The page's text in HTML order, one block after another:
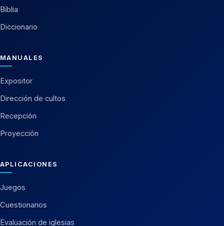
Biblia
Diccionario
MANUALES
Expositor
Dirección de cultos
Recepción
Proyección
APLICACIONES
Juegos
Cuestionarios
Evaluación de iglesias